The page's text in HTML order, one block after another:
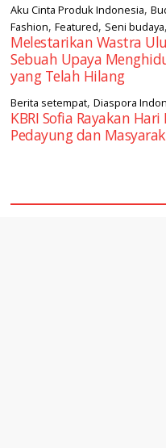
Aku Cinta Produk Indonesia,
Fashion,Featured, Seni budaya
Melestarikan Wastra
Sebuah Upaya
yang Telah Hilang
Berita setempat,Diaspora
KBRI Sofia Rayakan
Pedayung dan